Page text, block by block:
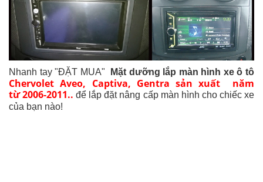
Nhanh tay "ĐẶT MUA" Mặt dưỡng lắp màn hình xe ô tô
Chervolet Aveo, Captiva, Gentra sản xuất năm
từ 2006-2011.. để lắp đặt nâng cấp màn hình cho chiếc xe
của bạn nào!